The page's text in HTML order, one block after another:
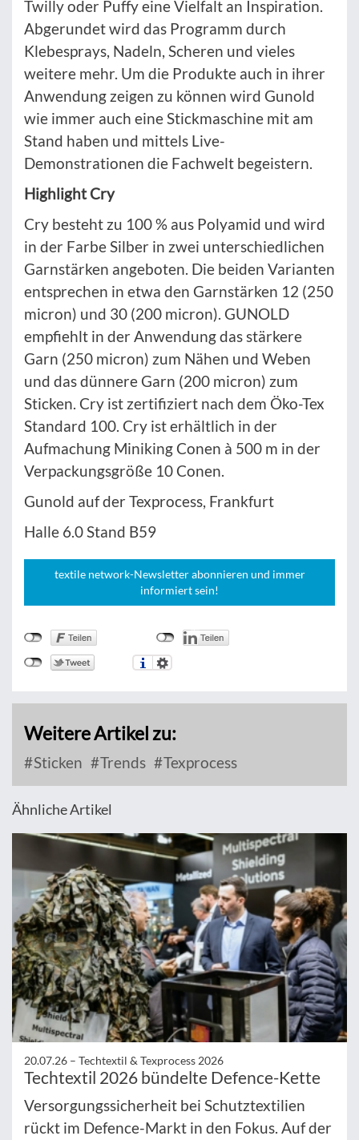
Twilly oder Puffy eine Vielfalt an Inspiration.
Abgerundet wird das Programm durch
Klebesprays, Nadeln, Scheren und vieles
weitere mehr. Um die Produkte auch in ihrer
Anwendung zeigen zu können wird Gunold
wie immer auch eine Stickmaschine mit am
Stand haben und mittels Live-
Demonstrationen die Fachwelt begeistern.
Highlight Cry
Cry besteht zu 100 % aus Polyamid und wird
in der Farbe Silber in zwei unterschiedlichen
Garnstärken angeboten. Die beiden Varianten
entsprechen in etwa den Garnstärken 12 (250
micron) und 30 (200 micron). GUNOLD
empfiehlt in der Anwendung das stärkere
Garn (250 micron) zum Nähen und Weben
und das dünnere Garn (200 micron) zum
Sticken. Cry ist zertifiziert nach dem Öko-Tex
Standard 100. Cry ist erhältlich in der
Aufmachung Miniking Conen à 500 m in der
Verpackungsgröße 10 Conen.
Gunold auf der Texprocess, Frankfurt
Halle 6.0 Stand B59
textile network-Newsletter abonnieren und immer
informiert sein!
Weitere Artikel zu:
Sticken Trends Texprocess
Ähnliche Artikel
20.07.26 – Techtextil & Texprocess 2026
Techtextil 2026 bündelte Defence-Kette
Versorgungssicherheit bei Schutztextilien
rückt im Defence-Markt in den Fokus. Auf der